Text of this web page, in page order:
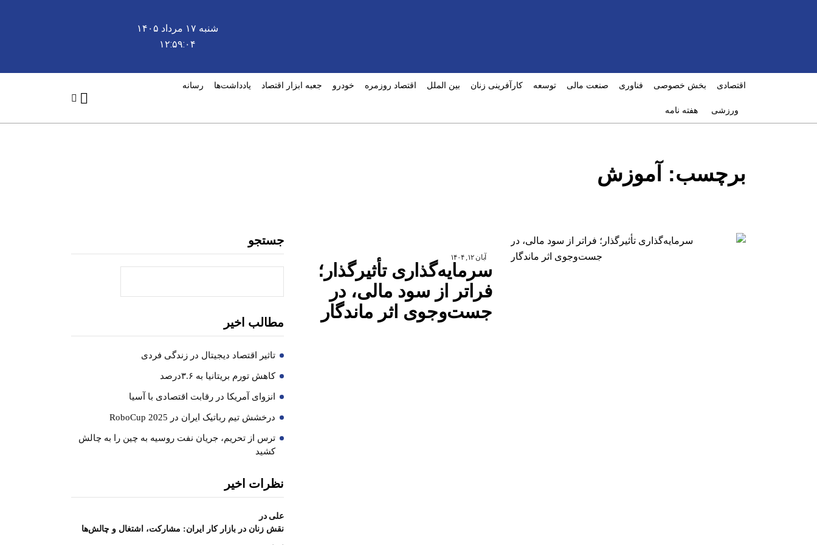
شنبه ۱۷ مرداد ۱۴۰۵
۱۲:۵۹:۰۴
اقتصادی بخش خصوصی فناوری صنعت مالی توسعه کارآفرینی زنان بین الملل اقتصاد روزمره خودرو جعبه ابزار اقتصاد یادداشت‌ها رسانه
ورزشی هفته نامه
برچسب: آموزش
آبان ۱۲, ۱۴۰۴
سرمایه‌گذاری تأثیرگذار؛
فراتر از سود مالی، در
جست‌وجوی اثر ماندگار
جستجو
مطالب اخیر
تاثیر اقتصاد دیجیتال در زندگی فردی
کاهش تورم بریتانیا به ۳.۶درصد
انزوای آمریکا در رقابت اقتصادی با آسیا
درخشش تیم رباتیک ایران در RoboCup 2025
ترس از تحریم، جریان نفت روسیه به چین را به چالش
کشید
نظرات اخیر
علی در
نقش زنان در بازار کار ایران: مشارکت، اشتغال و چالش‌ها